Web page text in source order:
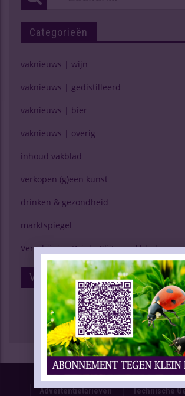
Categorieën
vaknieuws | wijn
vaknieuws | gedistilleerd
vaknieuws | bier
vaknieuws | overig
inhoud vakblad
verkopen (g)een kunst
drinken & gezondheid
marktspiegel
Verschijning Drinks Slijtersvakblad
Volg Ons Op Facebook
Proefnummer
Oplage &
Advertentietarieven
Technische